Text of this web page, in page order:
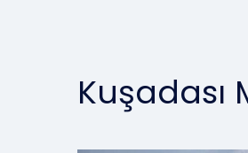
Kuşadası